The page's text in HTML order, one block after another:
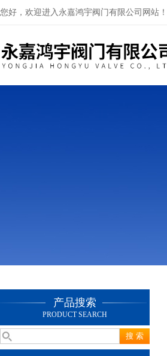
您好，欢迎进入永嘉鸿宇阀门有限公司网站！
产品搜索
PRODUCT SEARCH